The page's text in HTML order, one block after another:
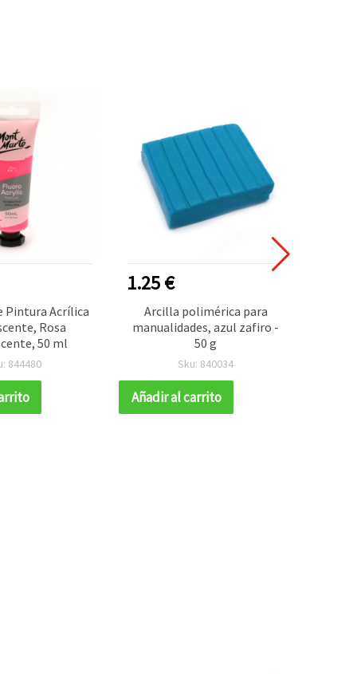
Pintura Acrílica
Rosa
50 ml
844480
1.25 €
Arcilla polimérica para
manualidades, azul zafiro -
50 g
Sku: 840034
Añadir al carrito